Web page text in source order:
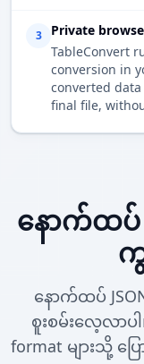
3
Private
TableConvert
conversion in
converted
final file,
နောက်ထပ်
ကွ
နောက်ထပ်
စူးစမ်းလေ့လာပါ
format များသို့ ပ